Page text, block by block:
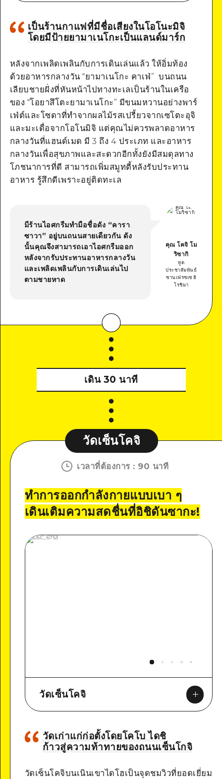
เป็นร้านกาแฟที่มีชื่อเสียงในโอโนะมิจิ
โดยมีป้ายยามาเนโกะเป็นแลนด์มาร์ก
หลังจากเพลิดเพลินกับการเดินเล่นแล้ว ให้อิ่มท้อง
ด้วยอาหารกลางวัน “ยามาเนโกะ คาเฟ่” บนถนน
เลียบชายฝั่งที่หันหน้าไปทางทะเลเป็นร้านในเครือ
ของ “โอยาสึโตะยามาเนโกะ” มีขนมหวานอย่างพาร์
เฟ่ต์และโซดาที่ทำจากผลไม้รสเปรี้ยวจากเซโตะอุจิ
และมะเดื่อจากโอโนมิจิ แต่คุณไม่ควรพลาดอาหาร
กลางวันที่แฮนด์เมด มี 3 ถึง 4 ประเภท และอาหาร
กลางวันเพื่อสุขภาพและสะดวกอีกทั้งยังมีสมดุลทาง
โภชนาการที่ดี สามารถเพิ่มสมูทตี้หลังรับประทาน
อาหาร รู้สึกดีเพราะอยู่ติดทะเล
คุณ โคจิ โม
ริซากิ
ทูต
ประชาสัมพันธ์
ซานเฟรซเซ ฮิ
โรชิมา
มีร้านไอศกรีมทำมือชื่อดัง “คารา
ซาวา” อยู่บนถนนสายเดียวกัน ดัง
นั้นคุณจึงสามารถเอาไอศกรีมออก
หลังจากรับประทานอาหารกลางวัน
และเพลิดเพลินกับการเดินเล่นไป
ตามชายหาด
เดิน 30 นาที
วัดเซ็นโคจิ
เวลาที่ต้องการ : 90 นาที
ทำการออกกำลังกายแบบเบา ๆ
เดินเติมความสดชื่นที่อิชิดันซากะ!
วัดเซ็นโคจิ
Google Maps
วัดเก่าแก่ก่อตั้งโดยโคโบ ไดชิ
ก้าวสู่ความท้าทายของถนนเซ็นโกจิ
วัดเซ็นโคจิบนเนินเขาไดโฮเป็นจุดชมวิวที่ยอดเยี่ยม